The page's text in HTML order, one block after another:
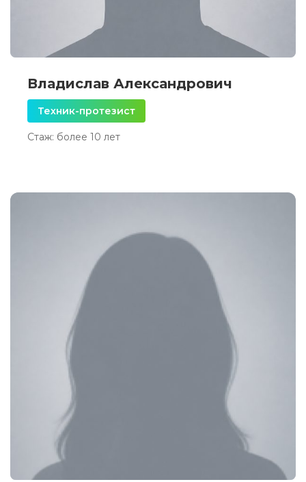
Владислав Александрович
Техник-протезист
Стаж: более 10 лет